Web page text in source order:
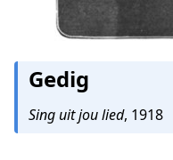
Gedig
Sing uit jou lied, 1918